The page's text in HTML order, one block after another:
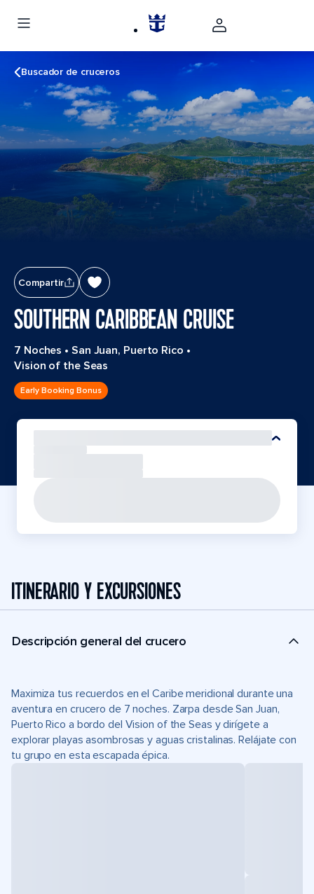
Buscador de cruceros
Compartir
SOUTHERN CARIBBEAN CRUISE
7 Noches • San Juan, Puerto Rico •
Vision of the Seas
Early Booking Bonus
ITINERARIO Y EXCURSIONES
Descripción general del crucero
Maximiza tus recuerdos en el Caribe meridional durante una
aventura en crucero de 7 noches. Zarpa desde San Juan,
Puerto Rico a bordo del Vision of the Seas y dirígete a
explorar playas asombrosas y aguas cristalinas. Relájate con
tu grupo en esta escapada épica.